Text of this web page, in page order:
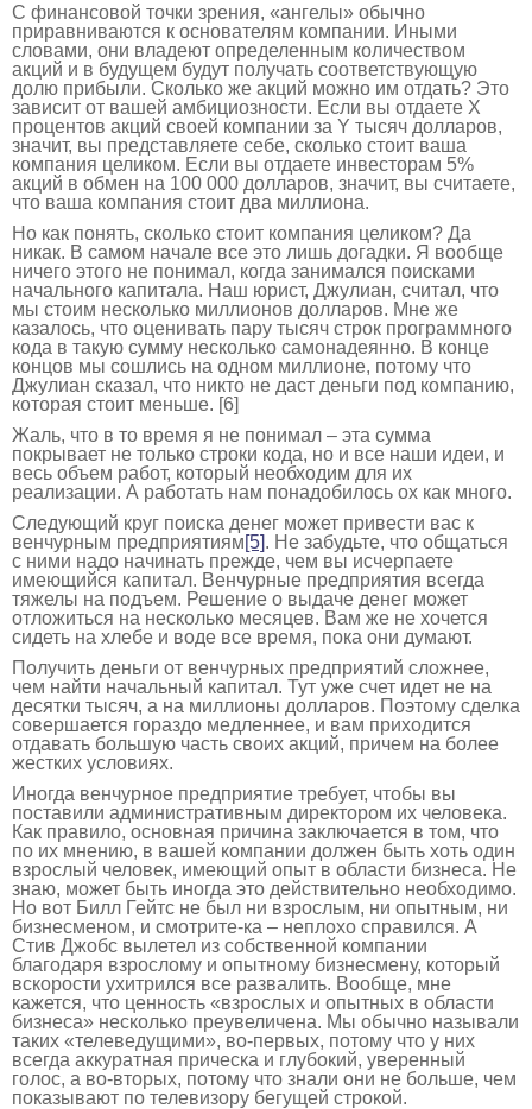
С финансовой точки зрения, «ангелы» обычно
приравниваются к основателям компании. Иными
словами, они владеют определенным количеством
акций и в будущем будут получать соответствующую
долю прибыли. Сколько же акций можно им отдать? Это
зависит от вашей амбициозности. Если вы отдаете Х
процентов акций своей компании за Y тысяч долларов,
значит, вы представляете себе, сколько стоит ваша
компания целиком. Если вы отдаете инвесторам 5%
акций в обмен на 100 000 долларов, значит, вы считаете,
что ваша компания стоит два миллиона.
Но как понять, сколько стоит компания целиком? Да
никак. В самом начале все это лишь догадки. Я вообще
ничего этого не понимал, когда занимался поисками
начального капитала. Наш юрист, Джулиан, считал, что
мы стоим несколько миллионов долларов. Мне же
казалось, что оценивать пару тысяч строк программного
кода в такую сумму несколько самонадеянно. В конце
концов мы сошлись на одном миллионе, потому что
Джулиан сказал, что никто не даст деньги под компанию,
которая стоит меньше. [6]
Жаль, что в то время я не понимал – эта сумма
покрывает не только строки кода, но и все наши идеи, и
весь объем работ, который необходим для их
реализации. А работать нам понадобилось ох как много.
Следующий круг поиска денег может привести вас к
венчурным предприятиям[5]. Не забудьте, что общаться
с ними надо начинать прежде, чем вы исчерпаете
имеющийся капитал. Венчурные предприятия всегда
тяжелы на подъем. Решение о выдаче денег может
отложиться на несколько месяцев. Вам же не хочется
сидеть на хлебе и воде все время, пока они думают.
Получить деньги от венчурных предприятий сложнее,
чем найти начальный капитал. Тут уже счет идет не на
десятки тысяч, а на миллионы долларов. Поэтому сделка
совершается гораздо медленнее, и вам приходится
отдавать большую часть своих акций, причем на более
жестких условиях.
Иногда венчурное предприятие требует, чтобы вы
поставили административным директором их человека.
Как правило, основная причина заключается в том, что
по их мнению, в вашей компании должен быть хоть один
взрослый человек, имеющий опыт в области бизнеса. Не
знаю, может быть иногда это действительно необходимо.
Но вот Билл Гейтс не был ни взрослым, ни опытным, ни
бизнесменом, и смотрите-ка – неплохо справился. А
Стив Джобс вылетел из собственной компании
благодаря взрослому и опытному бизнесмену, который
вскорости ухитрился все развалить. Вообще, мне
кажется, что ценность «взрослых и опытных в области
бизнеса» несколько преувеличена. Мы обычно называли
таких «телеведущими», во-первых, потому что у них
всегда аккуратная прическа и глубокий, уверенный
голос, а во-вторых, потому что знали они не больше, чем
показывают по телевизору бегущей строкой.